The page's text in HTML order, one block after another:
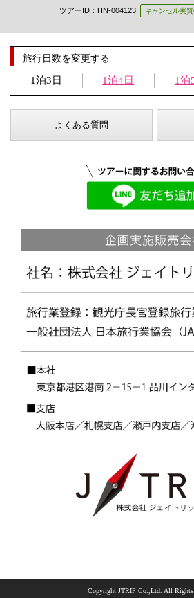
ツアーID：HN-004123 キャンセル実
旅行日数を変更する
1泊3日 1泊4日 1泊
よくある質問
Copyright JTRIP Co.,Ltd. All Rights